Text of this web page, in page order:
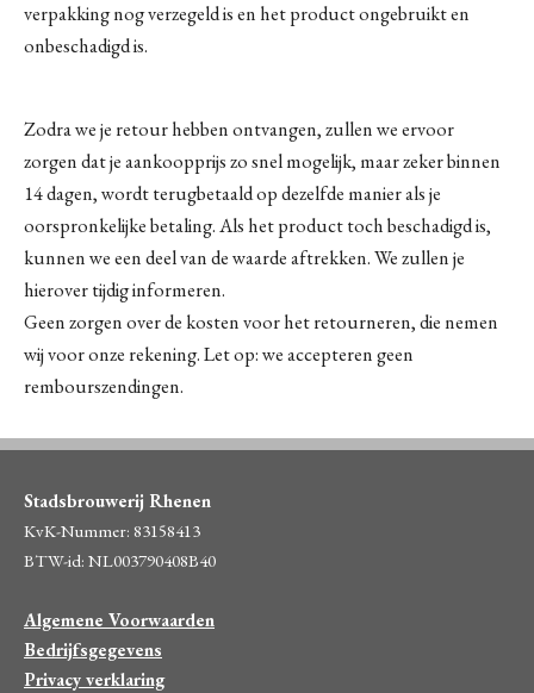
verpakking nog verzegeld is en het product ongebruikt en
onbeschadigd is.
Zodra we je retour hebben ontvangen, zullen we ervoor
zorgen dat je aankoopprijs zo snel mogelijk, maar zeker binnen
14 dagen, wordt terugbetaald op dezelfde manier als je
oorspronkelijke betaling. Als het product toch beschadigd is,
kunnen we een deel van de waarde aftrekken. We zullen je
hierover tijdig informeren.
Geen zorgen over de kosten voor het retourneren, die nemen
wij voor onze rekening. Let op: we accepteren geen
rembourszendingen.
Stadsbrouwerij Rhenen
KvK-Nummer: 83158413
BTW-id: NL003790408B40
Algemene Voorwaarden
Bedrijfsgegevens
Privacy verklaring